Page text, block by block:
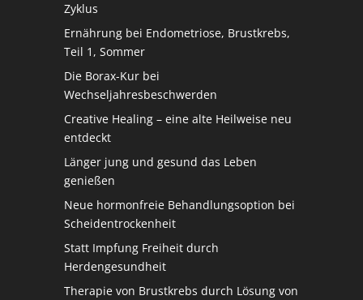
Zyklus
Ernährung bei Endometriose, Brustkrebs,
Teil 1, Sommer
Die Borax-Kur bei
Wechseljahresbeschwerden
Creative Healing – eine alte Heilweise neu
entdeckt
Länger jung und gesund das Leben
genießen
Neue hormonfreie Behandlungsoption bei
Scheidentrockenheit
Statt Impfung Freiheit durch
Herdengesundheit
Therapie von Brustkrebs durch Lösung von